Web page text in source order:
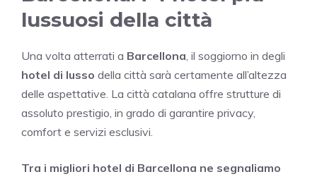
lussuosi della città
Una volta atterrati a Barcellona, il soggiorno in degli
hotel di lusso della città sarà certamente all’altezza
delle aspettative. La città catalana offre strutture di
assoluto prestigio, in grado di garantire privacy,
comfort e servizi esclusivi.
Tra i migliori hotel di Barcellona ne segnaliamo